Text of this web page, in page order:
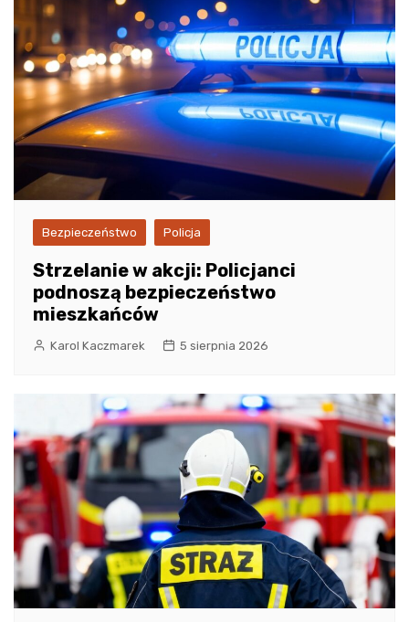
Bezpieczeństwo Policja
Strzelanie w akcji: Policjanci
podnoszą bezpieczeństwo
mieszkańców
Karol Kaczmarek 5 sierpnia 2026